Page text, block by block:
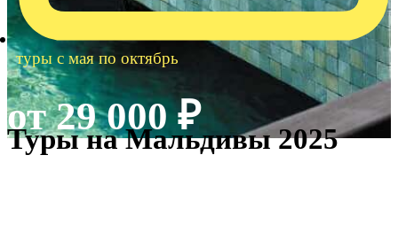
туры с мая по октябрь
от 29 000 ₽
Туры на Мальдивы 2025